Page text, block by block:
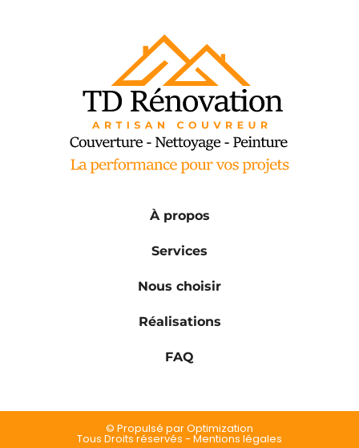
À propos
Services
Nous choisir
Réalisations
FAQ
© Propulsé par Optimization
Tous Droits réservés - Mentions légales